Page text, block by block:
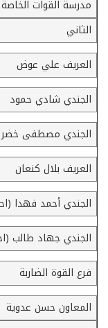
مدرسة القوات الخاصة
الثاني
العريف علي عوض
الجندي شادي حمود
الجندي مصطفى خضر
العريف بلال كنعان
الجندي أحمد فهدا
الجندي جهاد طالب
فرع القوة الضاربة
المعاون حسن عدوية